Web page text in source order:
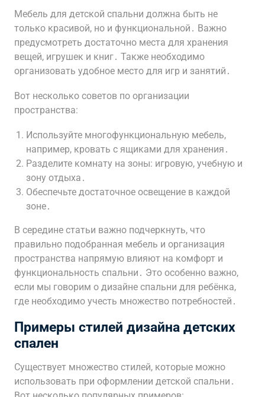
Мебель для детской спальни должна быть не
только красивой, но и функциональной․ Важно
предусмотреть достаточно места для хранения
вещей, игрушек и книг․ Также необходимо
организовать удобное место для игр и занятий․
Вот несколько советов по организации
пространства:
Используйте многофункциональную мебель,
например, кровать с ящиками для хранения․
Разделите комнату на зоны: игровую, учебную и
зону отдыха․
Обеспечьте достаточное освещение в каждой
зоне․
В середине статьи важно подчеркнуть, что
правильно подобранная мебель и организация
пространства напрямую влияют на комфорт и
функциональность спальни․ Это особенно важно,
если мы говорим о дизайне спальни для ребёнка,
где необходимо учесть множество потребностей․
Примеры стилей дизайна детских
спален
Существует множество стилей, которые можно
использовать при оформлении детской спальни․